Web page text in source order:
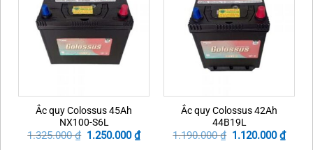
Ắc quy Colossus 45Ah
NX100-S6L
1.325.000₫ Original
1.250.000₫Current
price
Ắc quy Colossus 42Ah
44B19L
1.190.000₫ Original
1.120.000₫
price